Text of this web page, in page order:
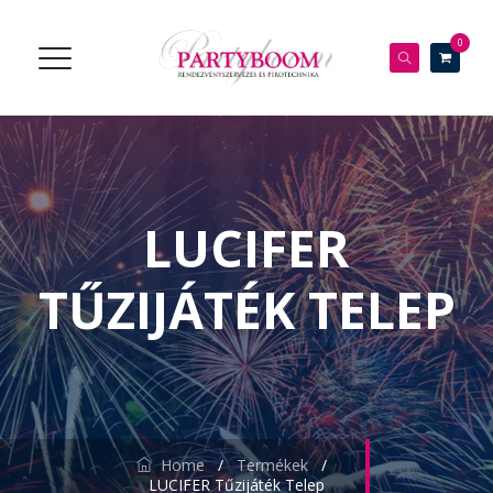
0
LUCIFER
TŰZIJÁTÉK TELEP
Home/ Termékek/
LUCIFER Tűzijáték Telep